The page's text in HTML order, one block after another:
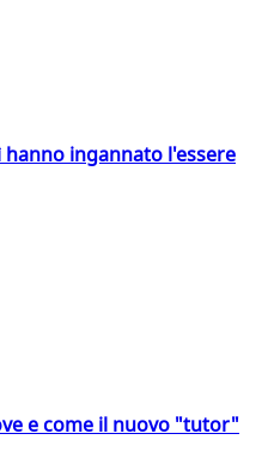
hanno ingannato l'essere
e come il nuovo "tutor"